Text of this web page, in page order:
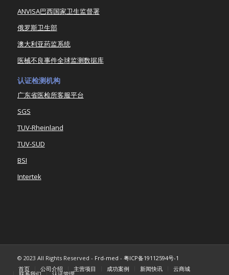
ANVISA巴西国家卫生监督署
俄罗斯卫生部
澳大利亚药监系统
医械不良事件全球监测数据库
认证检测机构
广东省医检所客服平台
SGS
TUV-Rheinland
TUV-SUD
BSI
Intertek
© 2023 All Rights Reserved - Frd-med - 粤ICP备19112594号-1
首页
公司介绍 主营项目 成功案例 新闻快讯 云商城